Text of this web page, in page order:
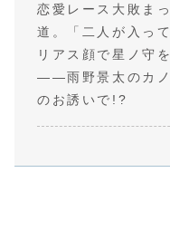
恋愛レース大敗ま
道。「二人が入っ
リアス顔で星ノ守
――雨野景太のカノ
のお誘いで!?